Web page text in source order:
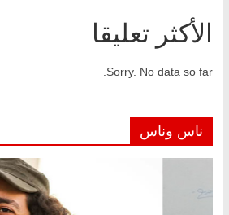
الأكثر تعليقا
Sorry. No data so far.
ناس وناس